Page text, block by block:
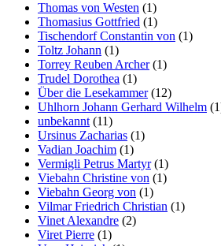
Thomas von Westen (1)
Thomasius Gottfried (1)
Tischendorf Constantin von (1)
Toltz Johann (1)
Torrey Reuben Archer(1)
Trudel Dorothea (1)
Über die Lesekammer(12)
Uhlhorn Johann Gerhard Wilhelm
unbekannt (11)
Ursinus Zacharias (1)
Vadian Joachim (1)
Vermigli Petrus Martyr(1)
Viebahn Christine von (1)
Viebahn Georg von (1)
Vilmar Friedrich Christian (1)
Vinet Alexandre (2)
Viret Pierre (1)